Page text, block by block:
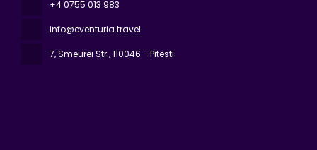
+4 0755 013 983
info@eventuria.travel
7, Smeurei Str., 110046 - Pitesti